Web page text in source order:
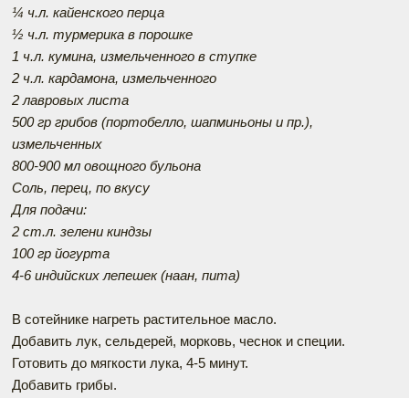
¼ ч.л. кайенского перца
½ ч.л. турмерика в порошке
1 ч.л. кумина, измельченного в ступке
2 ч.л. кардамона, измельченного
2 лавровых листа
500 гр грибов (портобелло, шапминьоны и пр.),
измельченных
800-900 мл овощного бульона
Соль, перец, по вкусу
Для подачи:
2 ст.л. зелени киндзы
100 гр йогурта
4-6 индийских лепешек (наан, пита)
В сотейнике нагреть растительное масло.
Добавить лук, сельдерей, морковь, чеснок и специи.
Готовить до мягкости лука, 4-5 минут.
Добавить грибы.